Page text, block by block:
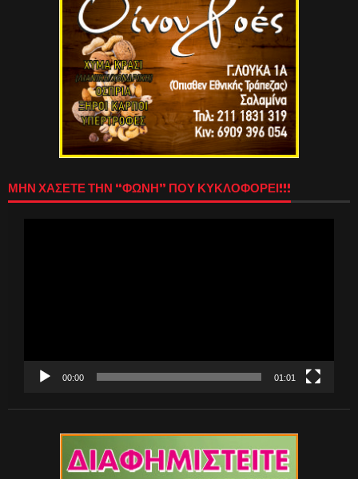
ΜΗΝ ΧΑΣΕΤΕ ΤΗΝ “ΦΩΝΗ” ΠΟΥ ΚΥΚΛΟΦΟΡΕΙ!!!
00:00 01:01